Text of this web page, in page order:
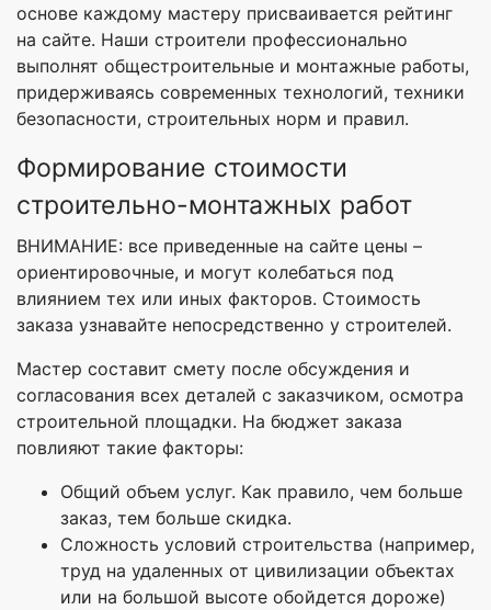
основе каждому мастеру присваивается рейтинг
на сайте. Наши строители профессионально
выполнят общестроительные и монтажные работы,
придерживаясь современных технологий, техники
безопасности, строительных норм и правил.
Формирование стоимости
строительно-монтажных работ
ВНИМАНИЕ: все приведенные на сайте цены –
ориентировочные, и могут колебаться под
влиянием тех или иных факторов. Стоимость
заказа узнавайте непосредственно у строителей.
Мастер составит смету после обсуждения и
согласования всех деталей с заказчиком, осмотра
строительной площадки. На бюджет заказа
повлияют такие факторы:
Общий объем услуг. Как правило, чем больше
заказ, тем больше скидка.
Сложность условий строительства (например,
труд на удаленных от цивилизации объектах
или на большой высоте обойдется дороже)